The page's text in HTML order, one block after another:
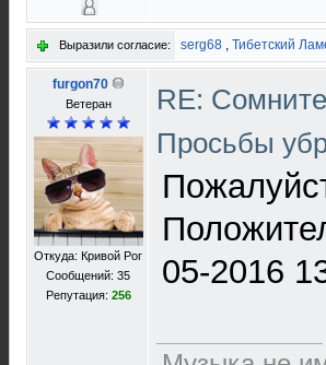
Выразили согласие: serg68 , Тибетский
furgon70
Ветеран
Откуда: Кривой Рог
Сообщений: 35
Репутация: 256
RE:
Просьбы
05-2016